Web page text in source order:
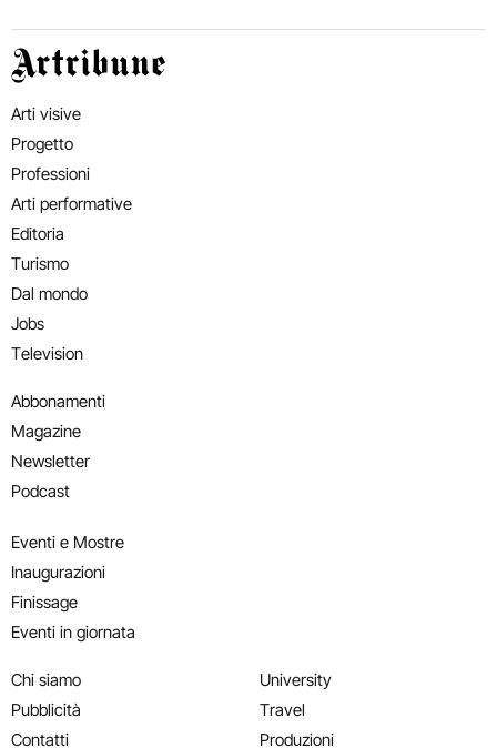
Artribune
Arti visive
Progetto
Professioni
Arti performative
Editoria
Turismo
Dal mondo
Jobs
Television
Abbonamenti
Magazine
Newsletter
Podcast
Eventi e Mostre
Inaugurazioni
Finissage
Eventi in giornata
Chi siamo
Pubblicità
Contatti
University
Travel
Produzioni